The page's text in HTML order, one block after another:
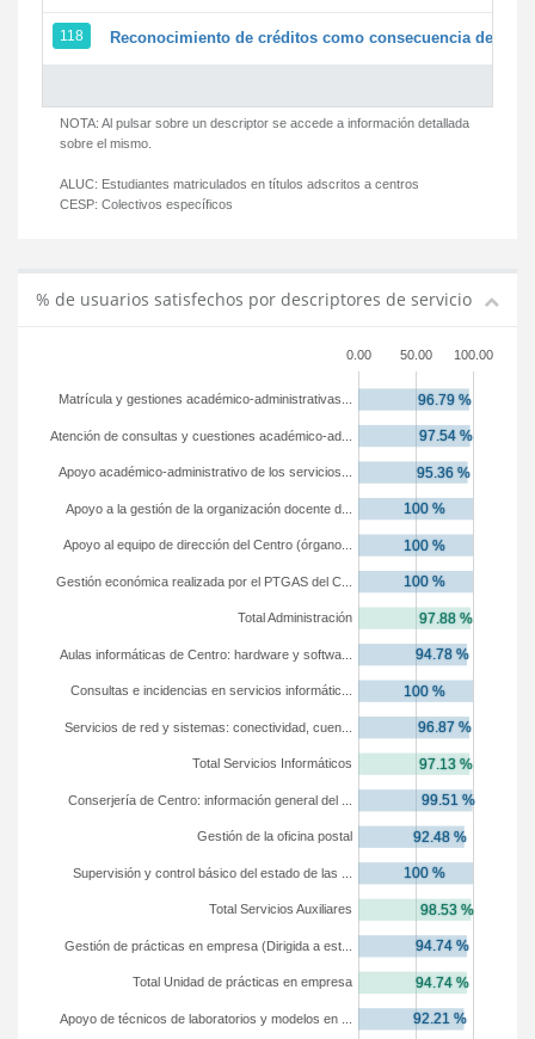
118 Reconocimiento de créditos como consecuencia de un
NOTA: Al pulsar sobre un descriptor se accede a información detallada
sobre el mismo.
ALUC: Estudiantes matriculados en títulos adscritos a centros
CESP: Colectivos específicos
% de usuarios satisfechos por descriptores de servicio
0.00 50.00 100.00
Apoyo de técnicos de laboratorios y modelos en ...
Total Unidad de prácticas en empresa
Gestión de prácticas en empresa (Dirigida a est...
Total Servicios Auxiliares
Supervisión y control básico del estado de las ...
Gestión de la oficina postal
Conserjería de Centro: información general del ...
Total Servicios Informáticos
Servicios de red y sistemas: conectividad, cuen...
Consultas e incidencias en servicios informátic...
Aulas informáticas de Centro: hardware y softwa...
Total Administración
Gestión económica realizada por el PTGAS del C...
Apoyo al equipo de dirección del Centro (órgano...
Apoyo a la gestión de la organización docente d...
Apoyo académico-administrativo de los servicios...
Atención de consultas y cuestiones académico-ad...
Matrícula y gestiones académico-administrativas...